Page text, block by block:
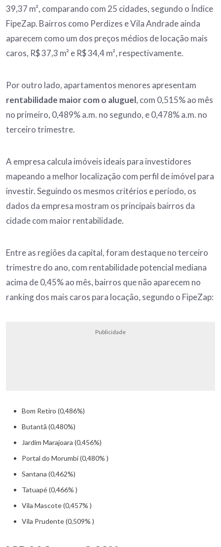
39,37 m², comparando com 25 cidades, segundo o Índice
FipeZap. Bairros como Perdizes e Vila Andrade ainda
aparecem como um dos preços médios de locação mais
caros, R$ 37,3 m² e R$ 34,4 m², respectivamente.
Por outro lado, apartamentos menores apresentam
rentabilidade maior com o aluguel, com 0,515% ao mês
no primeiro, 0,489% a.m. no segundo, e 0,478% a.m. no
terceiro trimestre.
A empresa calcula imóveis ideais para investidores
mapeando a melhor localização com perfil de imóvel para
investir. Seguindo os mesmos critérios e período, os
dados da empresa mostram os principais bairros da
cidade com maior rentabilidade.
Entre as regiões da capital, foram destaque no terceiro
trimestre do ano, com rentabilidade potencial mediana
acima de 0,45% ao mês, bairros que não aparecem no
ranking dos mais caros para locação, segundo o FipeZap:
Publicidade
Bom Retiro (0,486%)
Butantã (0,480%)
Jardim Marajoara (0,456%)
Portal do Morumbi (0,480% )
Santana (0,462%)
Tatuapé (0,466% )
Vila Mascote (0,457% )
Vila Prudente (0,509% )